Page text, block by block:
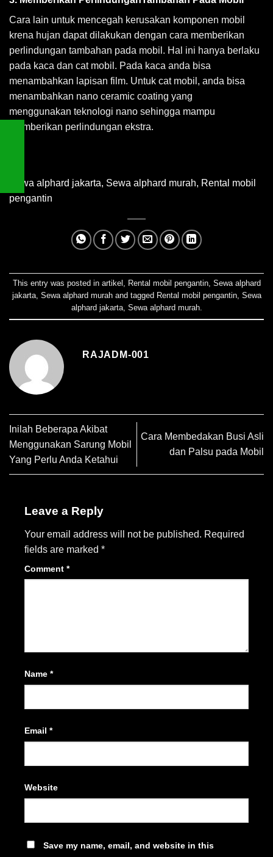
Cara lain untuk mencegah kerusakan komponen mobil
krena hujan dapat dilakukan dengan cara memberikan
perlindungan tambahan pada mobil. Hal ini hanya berlaku
pada kaca dan cat mobil. Pada kaca anda bisa
menambahkan lapisan film. Untuk cat mobil, anda bisa
menambahkan nano ceramic coating yang
menggunakan teknologi nano sehingga mampu
memberikan perlindungan ekstra.
Sewa alphard jakarta, Sewa alphard murah, Rental mobil
pengantin
This entry was posted in artikel Rental mobil pengantin, Sewa alphard
jakarta, Sewa alphard murahand tagged Rental mobil pengantin, Sewa
alphard jakarta, Sewa alphard murah.
RAJADM-001
Inilah Beberapa Akibat
Menggunakan Sarung Mobil
Yang Perlu Anda Ketahui
Cara Membedakan Busi Asli
dan Palsu pada Mobil
Leave a Reply
Your email address will not be published. Required
fields are marked *
Comment *
Name *
Email *
Website
Save my name, email, and website in this